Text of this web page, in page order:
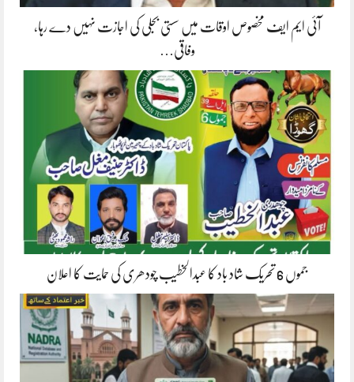
آئی ایم ایف مخصوص اوقات میں سستی بجلی کی اجازت نہیں دے رہا،
وفاقی…
جموں 6 تحریک شاد باد کا عبدالخطیب چودھری کی حمایت کا اعلان